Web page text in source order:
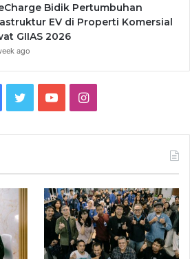
Bidik Pertumbuhan
EV di Properti Komersial
GIIAS 2026
ago
TwitterYouTubeInstagram